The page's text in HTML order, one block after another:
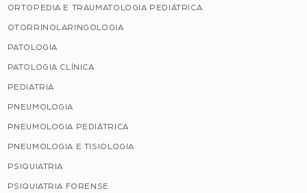
ORTOPEDIA E TRAUMATOLOGIA PEDIÁTRICA
OTORRINOLARINGOLOGIA
PATOLOGIA
PATOLOGIA CLÍNICA
PEDIATRIA
PNEUMOLOGIA
PNEUMOLOGIA PEDIÁTRICA
PNEUMOLOGIA E TISIOLOGIA
PSIQUIATRIA
PSIQUIATRIA FORENSE